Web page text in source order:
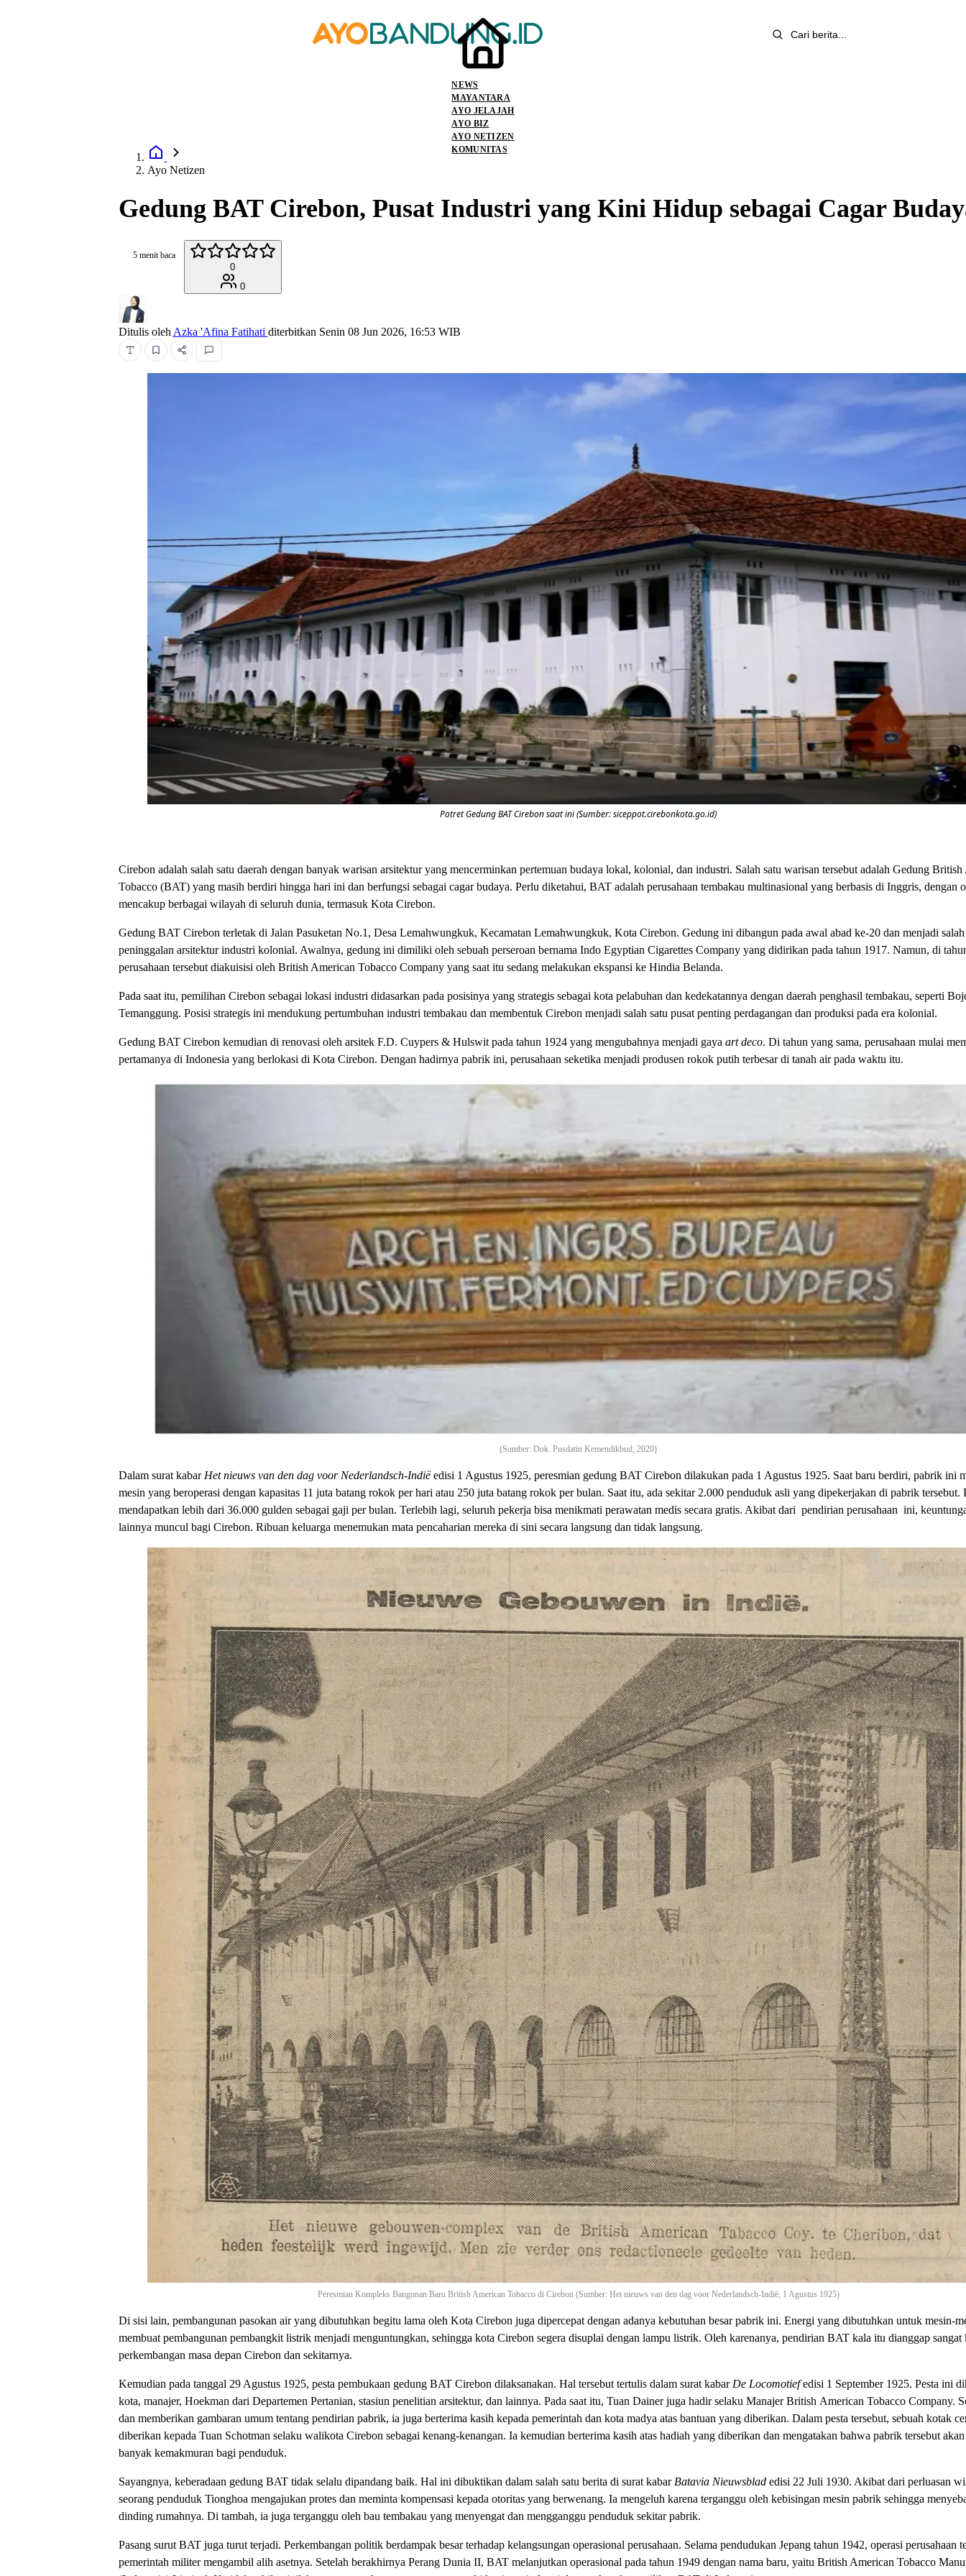
NEWS
MAYANTARA
AYO JELAJAH
AYO BIZ
AYO NETIZEN
KOMUNITAS
Ayo Netizen
Gedung BAT Cirebon, Pusat Industri yang Kini Hidup sebagai Cagar
5 menit baca
0
0
Ditulis oleh Azka 'Afina Fatihati diterbitkan Senin 08 Jun 2026, 16:53 WIB
Potret Gedung BAT Cirebon saat ini (Sumber: siceppot.cirebonkota.go.id)
Cirebon adalah salah satu daerah dengan banyak warisan arsitektur yang mencerminkan pertemuan budaya lokal, kolonial, dan industri. Salah satu warisan tersebut adalah Gedung British
Tobacco (BAT) yang masih berdiri hingga hari ini dan berfungsi sebagai cagar budaya. Perlu diketahui, BAT adalah perusahaan tembakau multinasional yang berbasis di Inggris, dengan
mencakup berbagai wilayah di seluruh dunia, termasuk Kota Cirebon.
Gedung BAT Cirebon terletak di Jalan Pasuketan No.1, Desa Lemahwungkuk, Kecamatan Lemahwungkuk, Kota Cirebon. Gedung ini dibangun pada awal abad ke-20 dan menjadi salah
peninggalan arsitektur industri kolonial. Awalnya, gedung ini dimiliki oleh sebuah perseroan bernama Indo Egyptian Cigarettes Company yang didirikan pada tahun 1917. Namun, di
perusahaan tersebut diakuisisi oleh British American Tobacco Company yang saat itu sedang melakukan ekspansi ke Hindia Belanda.
Pada saat itu, pemilihan Cirebon sebagai lokasi industri didasarkan pada posisinya yang strategis sebagai kota pelabuhan dan kedekatannya dengan daerah penghasil tembakau, seperti
Temanggung. Posisi strategis ini mendukung pertumbuhan industri tembakau dan membentuk Cirebon menjadi salah satu pusat penting perdagangan dan produksi pada era kolonial.
Gedung BAT Cirebon kemudian di renovasi oleh arsitek F.D. Cuypers & Hulswit pada tahun 1924 yang mengubahnya menjadi gaya art deco. Di tahun yang sama, perusahaan mulai
pertamanya di Indonesia yang berlokasi di Kota Cirebon. Dengan hadirnya pabrik ini, perusahaan seketika menjadi produsen rokok putih terbesar di tanah air pada waktu itu.
(Sumber: Dok. Pusdatin Kemendikbud, 2020)
Dalam surat kabar Het nieuws van den dag voor Nederlandsch-Indiëedisi 1 Agustus 1925, peresmian gedung BAT Cirebon dilakukan pada 1 Agustus 1925. Saat baru berdiri, pabrik ini
mesin yang beroperasi dengan kapasitas 11 juta batang rokok per hari atau 250 juta batang rokok per bulan. Saat itu, ada sekitar 2.000 penduduk asli yang dipekerjakan di pabrik tersebut.
mendapatkan lebih dari 36.000 gulden sebagai gaji per bulan. Terlebih lagi, seluruh pekerja bisa menikmati perawatan medis secara gratis. Akibat dari pendirian perusahaan ini,
lainnya muncul bagi Cirebon. Ribuan keluarga menemukan mata pencaharian mereka di sini secara langsung dan tidak langsung.
Peresmian Kompleks Bangunan Baru British American Tobacco di Cirebon (Sumber: Het nieuws van den dag voor Nederlandsch-Indië, 1 Agustus 1925)
Di sisi lain, pembangunan pasokan air yang dibutuhkan begitu lama oleh Kota Cirebon juga dipercepat dengan adanya kebutuhan besar pabrik ini. Energi yang dibutuhkan untuk mesin-
membuat pembangunan pembangkit listrik menjadi menguntungkan, sehingga kota Cirebon segera disuplai dengan lampu listrik. Oleh karenanya, pendirian BAT kala itu dianggap sangat
perkembangan masa depan Cirebon dan sekitarnya.
Kemudian pada tanggal 29 Agustus 1925, pesta pembukaan gedung BAT Cirebon dilaksanakan. Hal tersebut tertulis dalam surat kabar De Locomotiefedisi 1 September 1925. Pesta ini
kota, manajer, Hoekman dari Departemen Pertanian, stasiun penelitian arsitektur, dan lainnya. Pada saat itu, Tuan Dainer juga hadir selaku Manajer British American Tobacco Company.
dan memberikan gambaran umum tentang pendirian pabrik, ia juga berterima kasih kepada pemerintah dan kota madya atas bantuan yang diberikan. Dalam pesta tersebut, sebuah kotak
diberikan kepada Tuan Schotman selaku walikota Cirebon sebagai kenang-kenangan. Ia kemudian berterima kasih atas hadiah yang diberikan dan mengatakan bahwa pabrik tersebut
banyak kemakmuran bagi penduduk.
Sayangnya, keberadaan gedung BAT tidak selalu dipandang baik. Hal ini dibuktikan dalam salah satu berita di surat kabar Batavia Nieuwsbladedisi 22 Juli 1930. Akibat dari perluasan
seorang penduduk Tionghoa mengajukan protes dan meminta kompensasi kepada otoritas yang berwenang. Ia mengeluh karena terganggu oleh kebisingan mesin pabrik sehingga
dinding rumahnya. Di tambah, ia juga terganggu oleh bau tembakau yang menyengat dan mengganggu penduduk sekitar pabrik.
Pasang surut BAT juga turut terjadi. Perkembangan politik berdampak besar terhadap kelangsungan operasional perusahaan. Selama pendudukan Jepang tahun 1942, operasi perusahaan
pemerintah militer mengambil alih asetnya. Setelah berakhirnya Perang Dunia II, BAT melanjutkan operasional pada tahun 1949 dengan nama baru, yaitu British American Tobacco